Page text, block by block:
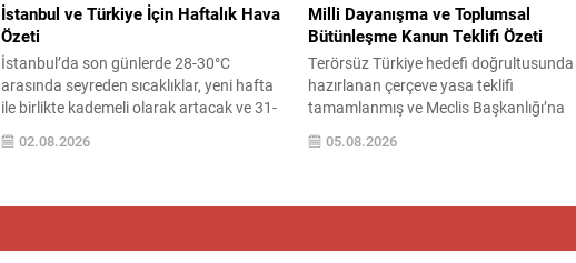
İstanbul ve Türkiye İçin Haftalık Hava
Özeti
İstanbul’da son günlerde 28-30°C
arasında seyreden sıcaklıklar, yeni hafta
ile birlikte kademeli olarak artacak ve 31-
genellikle az bulutlu ve açık olacak; nemle
02.08.2026
Milli Dayanışma ve Toplumsal
Bütünleşme Kanun Teklifi Özeti
Terörsüz Türkiye hedefi doğrultusunda
hazırlanan çerçeve yasa teklifi
tamamlanmış ve Meclis Başkanlığı’na
bağlantılı oluşumlara ilişkin soruşturma,
05.08.2026